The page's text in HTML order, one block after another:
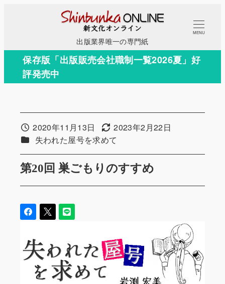
コ
テ
出版業界唯一の専門紙
MENU
保存版「出版販売会社職制一覧2026夏」好
評発売中
第20回 巣ごもりのすすめ
投稿日2020年11月13日 更新日2023年2月22日
カテゴリー
失われた屋号を求めて